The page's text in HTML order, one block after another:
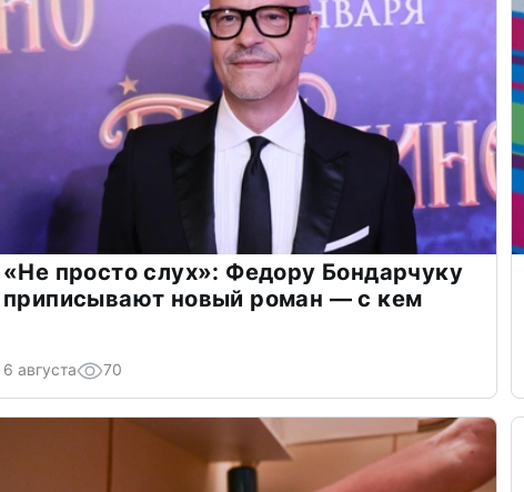
«Не просто слух»: Федору Бондарчуку
приписывают новый роман — с кем
6 августа 70